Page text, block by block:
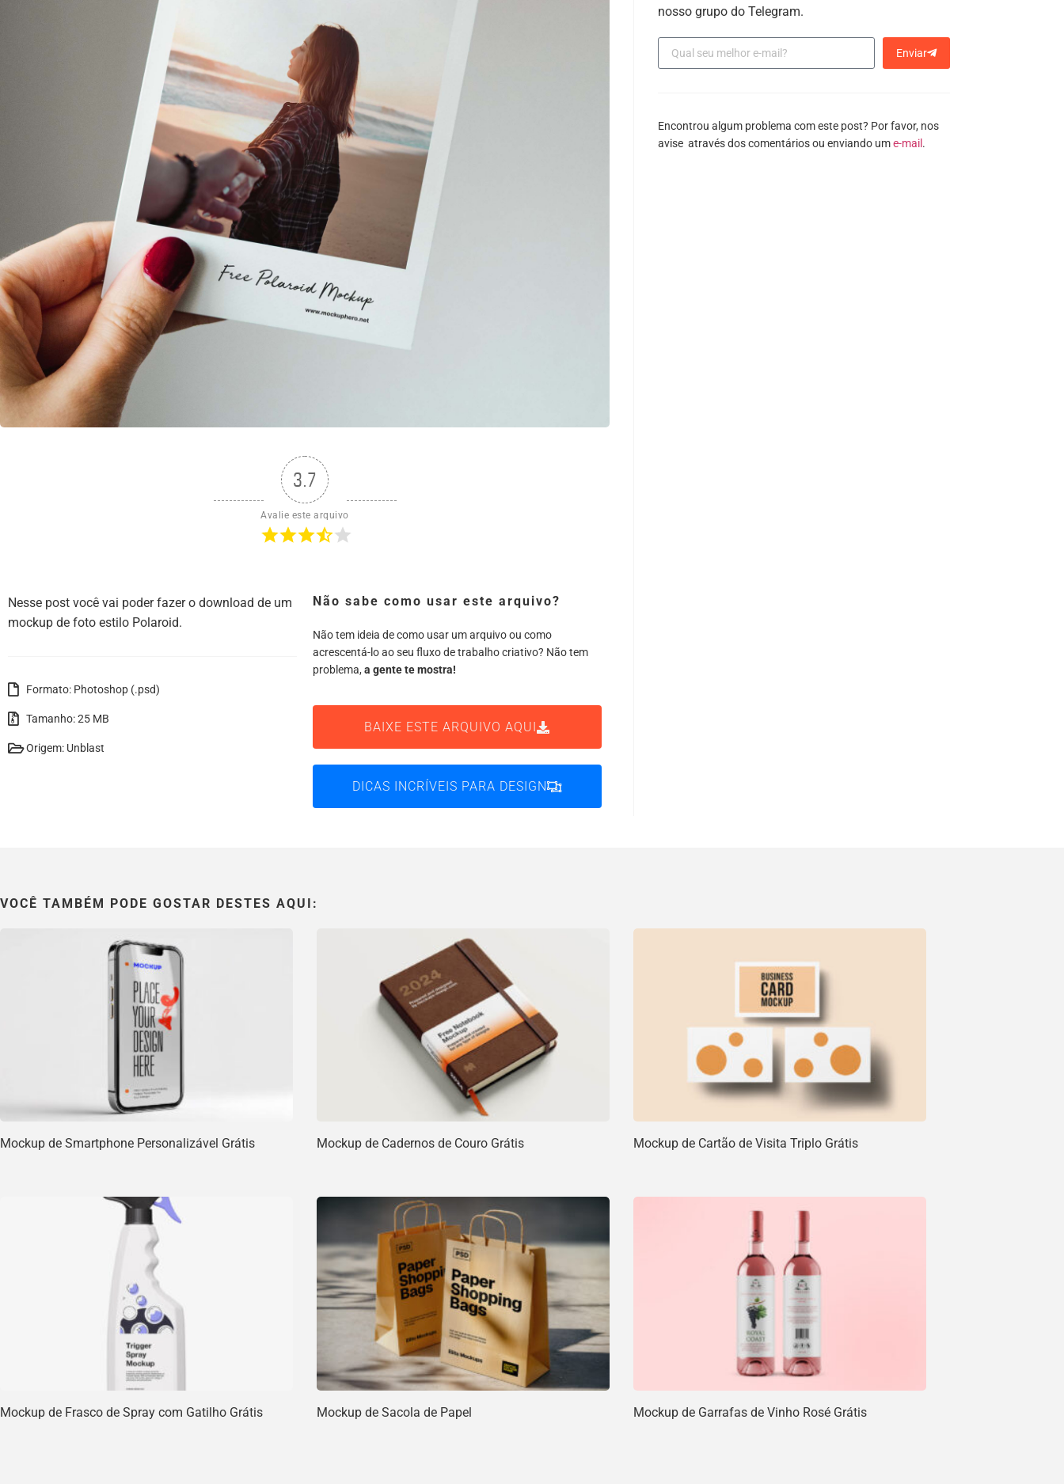
3.7
Avalie este arquivo
Nesse post você vai poder fazer o download de um
mockup de foto estilo Polaroid.
Formato: Photoshop (.psd)
Tamanho: 25 MB
Origem: Unblast
Não sabe como usar este arquivo?
Não tem ideia de como usar um arquivo ou como
acrescentá-lo ao seu fluxo de trabalho criativo? Não tem
problema, a gente te mostra!
BAIXE ESTE ARQUIVO AQUI
DICAS INCRÍVEIS PARA DESIGN
nosso grupo do Telegram.
Enviar
Encontrou algum problema com este post? Por favor, nos
avise através dos comentários ou enviando ume-mail .
VOCÊ TAMBÉM PODE GOSTAR DESTES AQUI:
Mockup de Smartphone Personalizável Grátis Mockup de Cadernos de Couro Grátis Mockup de Cartão de Visita Triplo Grátis
Mockup de Frasco de Spray com Gatilho Grátis Mockup de Sacola de Papel Mockup de Garrafas de Vinho Rosé Grátis